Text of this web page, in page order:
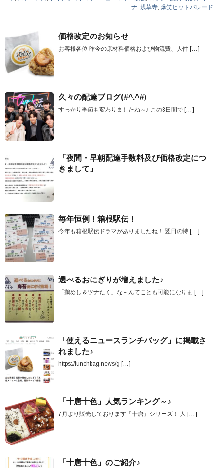
ナ 浅草寺 爆笑ヒットパレード
価格改定のお知らせ
お客様各位 昨今の原材料価格および物流費、人件 […]
久々の配達ブログ(#^.^#)
すっかり季節も変わりましたね～♪ この3日間で […]
「夜間・早朝配達手数料及び価格改定につ
きまして」
毎年恒例！箱根駅伝！
今年も箱根駅伝ドラマがありましたね！ 翌日の特 […]
選べるおにぎりが増えました♪
「鶏めし＆ツナたく」な～んてことも可能になりま […]
「使えるニュースランチバッグ」に掲載さ
れました♪
https://lunchbag.news/g […]
「十唐十色」人気ランキング～♪
7月より販売しております「十唐」シリーズ！ 人 […]
「十唐十色」のご紹介♪